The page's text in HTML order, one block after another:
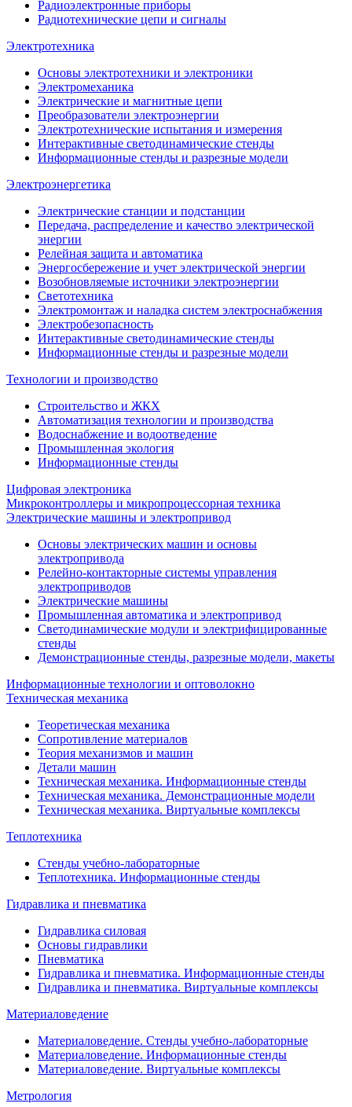
Радиоэлектронные приборы
Радиотехнические цепи и сигналы
Электротехника
Основы электротехники и электроники
Электромеханика
Электрические и магнитные цепи
Преобразователи электроэнергии
Электротехнические испытания и измерения
Интерактивные светодинамические стенды
Информационные стенды и разрезные модели
Электроэнергетика
Электрические станции и подстанции
Передача, распределение и качество электрической
энергии
Релейная защита и автоматика
Энергосбережение и учет электрической энергии
Возобновляемые источники электроэнергии
Светотехника
Электромонтаж и наладка систем электроснабжения
Электробезопасность
Интерактивные светодинамические стенды
Информационные стенды и разрезные модели
Технологии и производство
Строительство и ЖКХ
Автоматизация технологии и производства
Водоснабжение и водоотведение
Промышленная экология
Информационные стенды
Цифровая электроника
Микроконтроллеры и микропроцессорная техника
Электрические машины и электропривод
Основы электрических машин и основы
электропривода
Релейно-контакторные системы управления
электроприводов
Электрические машины
Промышленная автоматика и электропривод
Светодинамические модули и электрифицированные
стенды
Демонстрационные стенды, разрезные модели, макеты
Информационные технологии и оптоволокно
Техническая механика
Теоретическая механика
Сопротивление материалов
Теория механизмов и машин
Детали машин
Техническая механика. Информационные стенды
Техническая механика. Демонстрационные модели
Техническая механика. Виртуальные комплексы
Теплотехника
Стенды учебно-лабораторные
Теплотехника. Информационные стенды
Гидравлика и пневматика
Гидравлика силовая
Основы гидравлики
Пневматика
Гидравлика и пневматика. Информационные стенды
Гидравлика и пневматика. Виртуальные комплексы
Материаловедение
Материаловедение. Стенды учебно-лабораторные
Материаловедение. Информационные стенды
Материаловедение. Виртуальные комплексы
Метрология